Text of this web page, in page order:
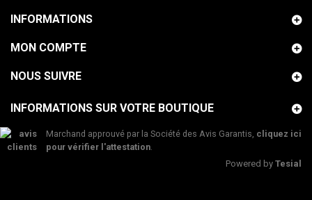
INFORMATIONS
MON COMPTE
NOUS SUIVRE
INFORMATIONS SUR VOTRE BOUTIQUE
Marchand approuvé par la Société des Avis Garantis, cliquez ici
pour vérifier l'attestation
Powered by Tesial